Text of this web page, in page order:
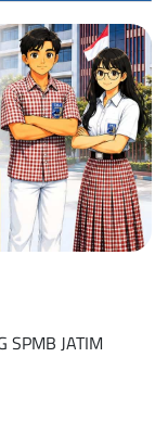
SPMB JATIM